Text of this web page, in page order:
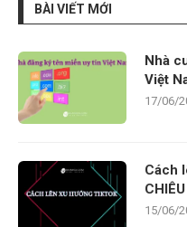
BÀI VIẾT MỚI
Nhà
Việt
17/06/
Cách
15/06/